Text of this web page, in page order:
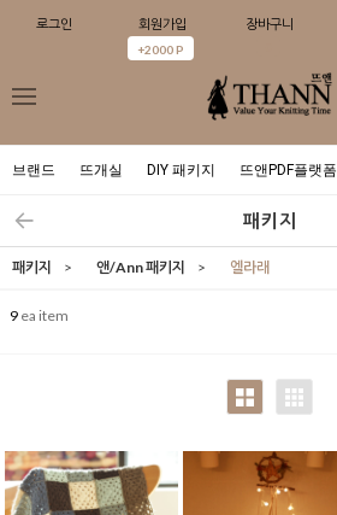
로그인 회원가입
+2000 P
장바구니
브랜드 뜨개실 DIY 패키지 뜨앤PDF플랫폼
패키지
패키지 > 앤/Ann 패키지 > 엘라래
9 ea item